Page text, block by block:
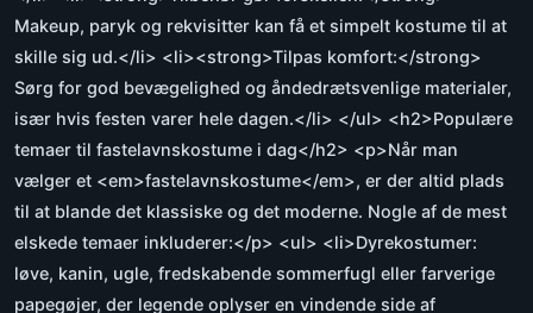
Makeup, paryk og rekvisitter kan få et simpelt kostume til at
skille sig ud.</li> <li><strong>Tilpas komfort:</strong>
Sørg for god bevægelighed og åndedrætsvenlige materialer,
især hvis festen varer hele dagen.</li> </ul> <h2>Populære
temaer til fastelavnskostume i dag</h2> <p>Når man
vælger et <em>fastelavnskostume</em>, er der altid plads
til at blande det klassiske og det moderne. Nogle af de mest
elskede temaer inkluderer:</p> <ul> <li>Dyrekostumer:
løve, kanin, ugle, fredskabende sommerfugl eller farverige
papegøjer, der legende oplyser en vindende side af